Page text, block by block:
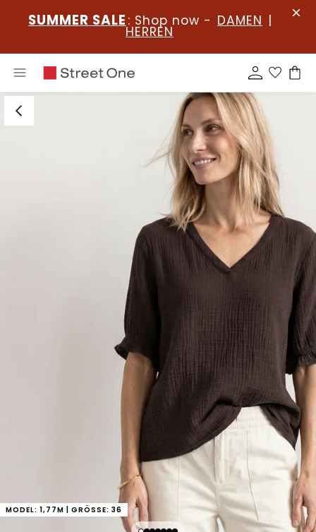
SUMMER SALE : Shop now - DAMEN |
HERREN
MODEL: 1,77M | GRÖSSE: 36